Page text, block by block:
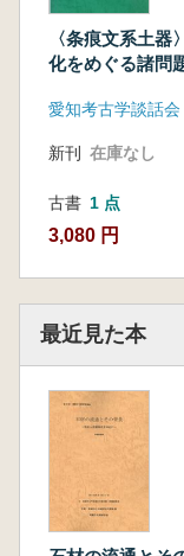
〈条痕文系土器
化をめぐる諸
ット
愛知考古学談話会
新刊 在庫なし
古書 1 点
3,080 円
最近見た本